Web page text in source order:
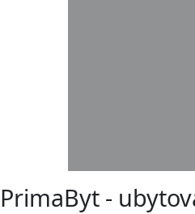
PrimaByt -